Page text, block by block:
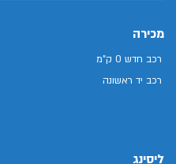
מכירה
רכב חדש 0 ק"מ
רכב יד ראשונה
ליסינג